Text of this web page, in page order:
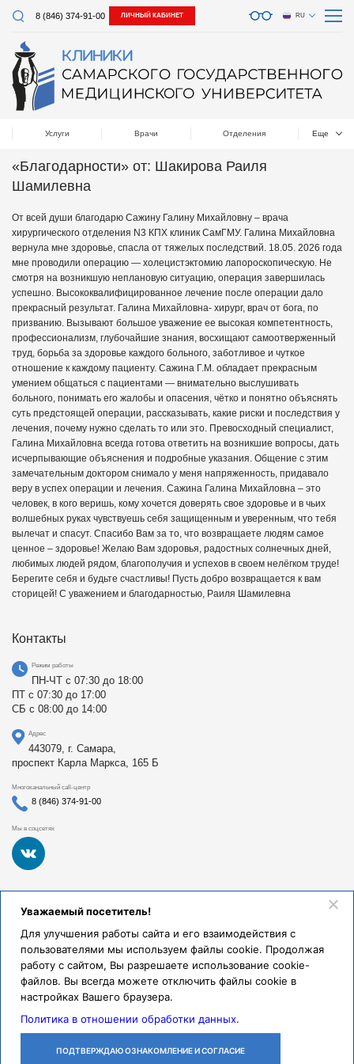
8 (846) 374-91-00 ЛИЧНЫЙ КАБИНЕТ RU
Услуги Врачи Отделения Еще
«Благодарности» от: Шакирова Раиля
Шамилевна
От всей души благодарю Сажину Галину Михайловну – врача
хирургического отделения N3 КПХ клиник СамГМУ. Галина Михайловна
вернула мне здоровье, спасла от тяжелых последствий. 18.05. 2026 года
мне проводили операцию — холецистэктомию лапороскопическую. Не
смотря на возникшую неплановую ситуацию, операция завершилась
успешно. Высококвалифицированное лечение после операции дало
прекрасный результат. Галина Михайловна- хирург, врач от бога, по
призванию. Вызывают большое уважение ее высокая компетентность,
профессионализм, глубочайшие знания, восхищают самоотверженный
труд, борьба за здоровье каждого больного, заботливое и чуткое
отношение к каждому пациенту. Сажина Г.М. обладает прекрасным
умением общаться с пациентами — внимательно выслушивать
больного, понимать его жалобы и опасения, чётко и понятно объяснять
суть предстоящей операции, рассказывать, какие риски и последствия у
лечения, почему нужно сделать то или это. Превосходный специалист,
Галина Михайловна всегда готова ответить на возникшие вопросы, дать
исчерпывающие объяснения и подробные указания. Общение с этим
замечательным доктором снимало у меня напряженность, придавало
веру в успех операции и лечения. Сажина Галина Михайловна – это
человек, в кого веришь, кому хочется доверять свое здоровье и в чьих
волшебных руках чувствуешь себя защищенным и уверенным, что тебя
вылечат и спасут. Спасибо Вам за то, что возвращаете людям самое
ценное – здоровье! Желаю Вам здоровья, радостных солнечных дней,
любимых людей рядом, благополучия и успехов в своем нелёгком труде!
Берегите себя и будьте счастливы! Пусть добро возвращается к вам
сторицей! С уважением и благодарностью, Раиля Шамилевна
Контакты
Режим работы
ПН-ЧТ с 07:30 до 18:00
ПТ с 07:30 до 17:00
СБ с 08:00 до 14:00
Адрес
443079, г. Самара,
проспект Карла Маркса, 165 Б
Многоканальный call-центр
8 (846) 374-91-00
Мы в соцсетях
Федеральное государственное бюджетное образовательное
учреждение высшего образования «Самарский
здравоохранения Российской Федерации». Клиники СамГМУ
были основаны в 1930 году.
Реквизиты и правовая информация
Политика обработки персональных данных
© Клиники СамГМУ, 2026.
Уважаемый посетитель!
Для улучшения работы сайта и его взаимодействия с
пользователями мы используем файлы cookie. Продолжая
работу с сайтом, Вы разрешаете использование cookie-
файлов. Вы всегда можете отключить файлы cookie в
настройках Вашего браузера.
Политика в отношении обработки данных.
ПОДТВЕРЖДАЮ ОЗНАКОМЛЕНИЕ И СОГЛАСИЕ